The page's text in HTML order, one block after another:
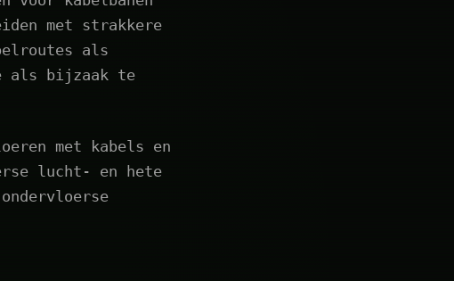
met strakkere
als
als bijzaak te
met kabels en
lucht- en hete